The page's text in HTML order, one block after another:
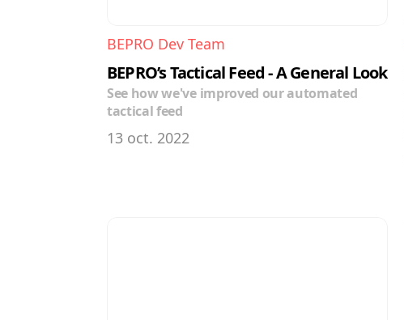
BEPRO Dev Team
BEPRO’s Tactical Feed - A General Look
See how we've improved our automated
tactical feed
13 oct. 2022